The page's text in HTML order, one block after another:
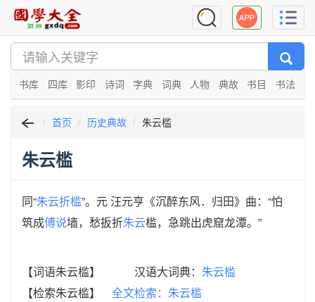
书库 四库 影印 诗词 字典 词典 人物 典故 书目 书法
首页 历史典故 朱云槛
朱云槛
同“朱云折槛”。元 汪元亨《沉醉东风．归田》曲：“怕
筑成傅说墙，愁扳折朱云槛，急跳出虎窟龙潭。”
【词语朱云槛】 汉语大词典： 朱云槛
【检索朱云槛】 全文检索：朱云槛